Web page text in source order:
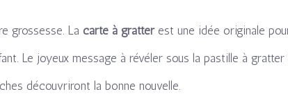
grossesse. La carte à gratterest une idée originale
Le joyeux message à révéler sous la pastille à gratter
découvriront la bonne nouvelle.